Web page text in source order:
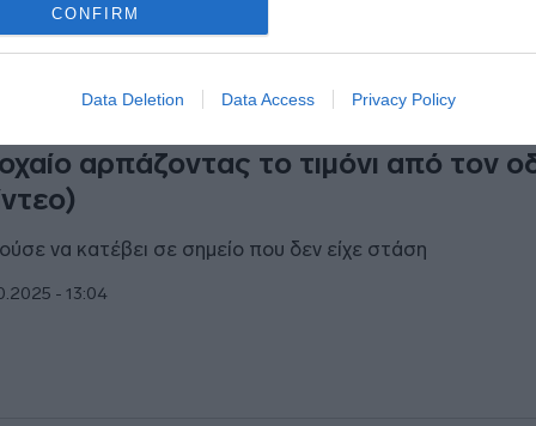
CONFIRM
Data Deletion Data Access Privacy Policy
αρπάζοντας το τιμόνι από τον
να κατέβει σε σημείο που δεν είχε στάση
- 13:04